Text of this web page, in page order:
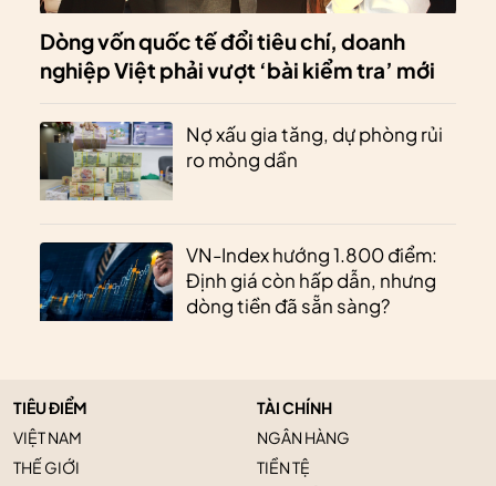
Dòng vốn quốc tế đổi tiêu chí, doanh
nghiệp Việt phải vượt ‘bài kiểm tra’ mới
Nợ xấu gia tăng, dự phòng rủi
ro mỏng dần
VN-Index hướng 1.800 điểm:
Định giá còn hấp dẫn, nhưng
dòng tiền đã sẵn sàng?
TIÊU ĐIỂM
VIỆT NAM
THẾ GIỚI
TÀI CHÍNH
NGÂN HÀNG
TIỀN TỆ